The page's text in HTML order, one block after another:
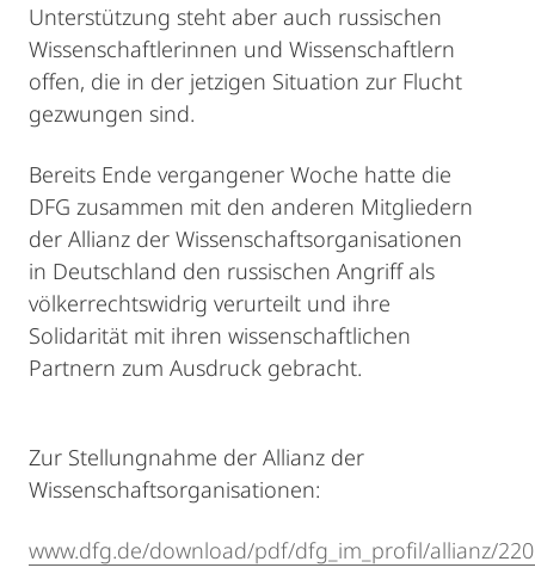
Unterstützung steht aber auch russischen
Wissenschaftlerinnen und Wissenschaftlern
offen, die in der jetzigen Situation zur Flucht
gezwungen sind.
Bereits Ende vergangener Woche hatte die
DFG zusammen mit den anderen Mitgliedern
der Allianz der Wissenschaftsorganisationen
in Deutschland den russischen Angriff als
völkerrechtswidrig verurteilt und ihre
Solidarität mit ihren wissenschaftlichen
Partnern zum Ausdruck gebracht.
Zur Stellungnahme der Allianz der
Wissenschaftsorganisationen:
www.dfg.de/download/pdf/dfg_im_profil/allianz/